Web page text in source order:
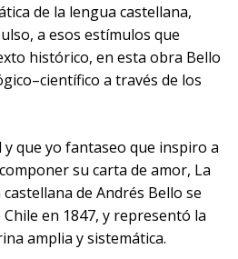
de la lengua castellana,
a esos estímulos que
histórico, en esta obra Bello
a través de los
que yo fantaseo que inspiro a
su carta de amor, La
de Andrés Bello se
en 1847, y representó la
amplia y sistemática.